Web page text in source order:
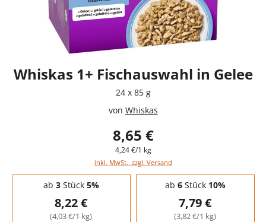
Whiskas 1+ Fischauswahl in Gelee
24 x 85 g
von Whiskas
8,65 €
4,24 €/1 kg
inkl. MwSt., zzgl. Versand
Staffelpreise - Mengenrabatt
ab 3Stück 5%
8,22 €
(4,03 €/1 kg)
ab 6Stück 10%
7,79 €
(3,82 €/1 kg)